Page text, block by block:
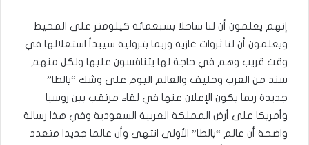
إنهم يعلمون أن لنا ساحلا بسبعمائة كيلومتر على المحيط
ويعلمون أن لنا ثروات غازية وربما بترولية سيبدأ استغلالها في
وقت قريب وهم في حاجة لها يتنافسون عليها ولكل منهم
سند من العرب وحليف والعالم اليوم على وشك “يالطا”
جديدة ربما يكون الإعلان عنها في لقاء مرتقب بين روسيا
وأمريكا على أرض المملكة العربية السعودية وفي هذا رسالة
واضحة أن عالم “يالطا” الأولى انتهى وأن عالما جديدا متعدد